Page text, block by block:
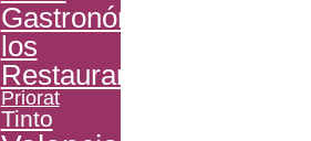
Gastronómica
los
Restauranteros
Priorat
Tinto